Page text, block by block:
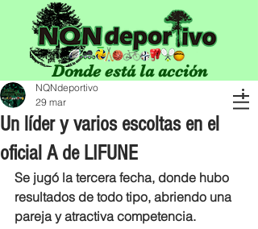
Donde está la acción
Un líder y varios escoltas en el
oficial A de LIFUNE
NQNdeportivo
29 mar
Se jugó la tercera fecha, donde hubo
resultados de todo tipo, abriendo una
pareja y atractiva competencia.